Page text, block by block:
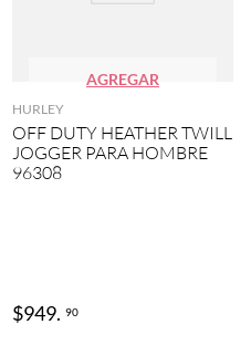
AGREGAR
HURLEY
OFF DUTY HEATHER TWILL
JOGGER PARA HOMBRE
96308
$949. 90